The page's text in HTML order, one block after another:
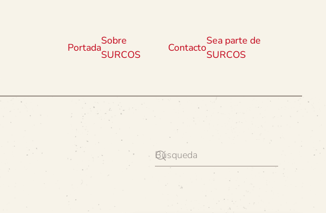
Portada
Sobre
SURCOS
Contacto
Sea parte de
SURCOS